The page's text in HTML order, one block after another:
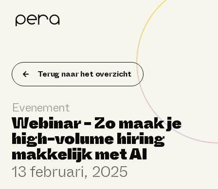
Product
Klantverhalen
Resources
Over Pera
Terug naar het overzicht
Evenement
Webinar - Zo maak je
high-volume hiring
makkelijk met AI
13 februari, 2025